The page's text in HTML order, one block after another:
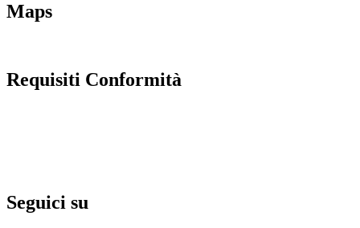
Maps
Requisiti Conformità
Seguici su